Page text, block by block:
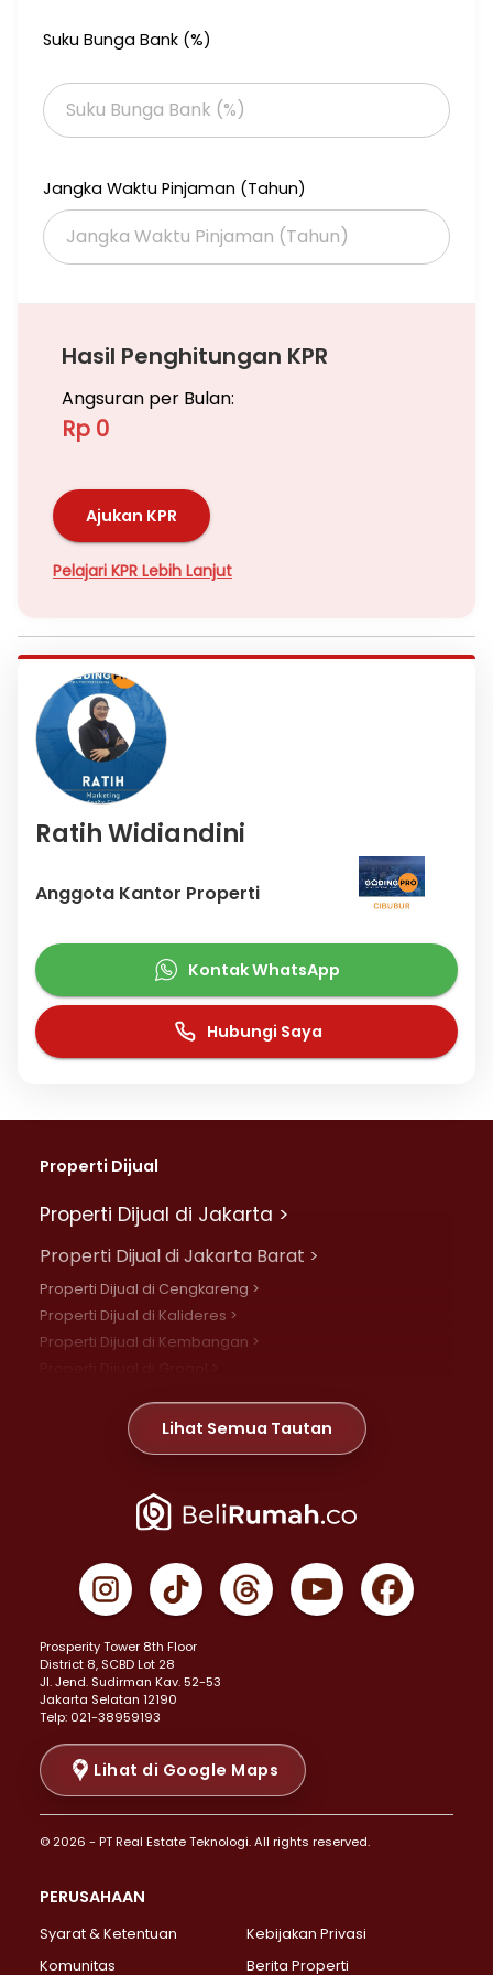
Suku Bunga Bank (%)
Jangka Waktu Pinjaman (Tahun)
Hasil Penghitungan KPR
Angsuran per Bulan:
Rp 0
Ajukan KPR
Pelajari KPR Lebih Lanjut
Ratih Widiandini
Anggota Kantor Properti
Kontak WhatsApp
Hubungi Saya
Properti Dijual
Properti Dijual di Jakarta >
Properti Dijual di Jakarta Barat >
Properti Dijual di Cengkareng >
Properti Dijual di Kalideres >
Properti Dijual di Kembangan >
Properti Dijual di Meruya >
Properti Dijual di Jelambar >
Properti Dijual di Jakarta Pusat >
Properti Dijual di Gambir >
Properti Dijual di Johar Baru >
Properti Dijual di Menteng >
Properti Dijual di Senen >
Properti Dijual di Tanah Abang >
Properti Dijual di Cikini >
Properti Dijual di Kramat >
Properti Dijual di Pasar Baru >
Properti Dijual di Bendungan Hilir >
Properti Dijual di Jakarta Selatan >
Properti Dijual di Lebak Bulus >
Properti Dijual di Gandaria Selatan >
Properti Dijual di Pondok Labu >
Lihat Semua Tautan
Prosperity Tower 8th Floor
District 8, SCBD Lot 28
JI. Jend. Sudirman Kav. 52-53
Jakarta Selatan 12190
Telp: 021-38959193
Lihat di Google Maps
© 2026 - PT Real Estate Teknologi. All rights reserved.
PERUSAHAAN
Syarat & Ketentuan
Kebijakan Privasi
Komunitas
Berita Properti